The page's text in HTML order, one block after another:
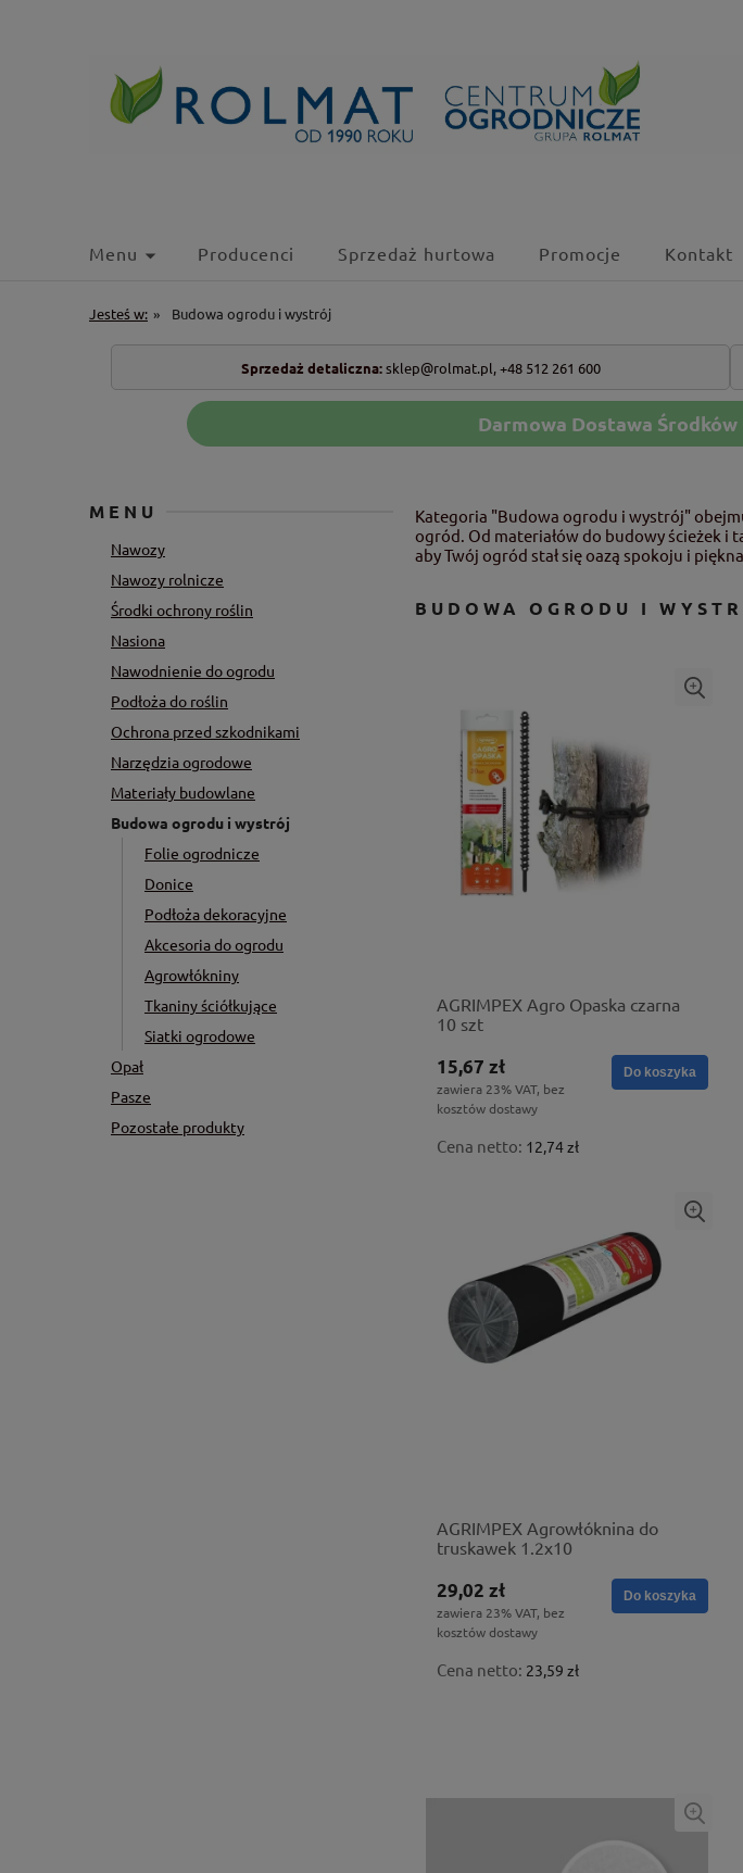
Menu Producenci Sprzedaż hurtowa Promocje Kontakt
Jesteś w: » Budowa ogrodu i wystrój
Sprzedaż detaliczna: sklep@rolmat.pl, +48 512 261 600
Darmowa Dostawa
MENU
Nawozy
Nawozy rolnicze
Środki ochrony roślin
Nasiona
Nawodnienie do ogrodu
Podłoża do roślin
Ochrona przed szkodnikami
Narzędzia ogrodowe
Materiały budowlane
Budowa ogrodu i wystrój
Folie ogrodnicze
Donice
Podłoża dekoracyjne
Akcesoria do ogrodu
Agrowłókniny
Tkaniny ściółkujące
Siatki ogrodowe
Opał
Pasze
Pozostałe produkty
Kategoria "Budowa ogrodu i wystrój"
ogród. Od materiałów do budowy ścieżek i
aby Twój ogród stał się oazą spokoju i
BUDOWA OGRODU I
AGRIMPEX Agro Opaska czarna
10 szt
15,67 zł
zawiera 23% VAT, bez
kosztów dostawy
Cena netto: 12,74 zł
Do koszyka
AGRIMPEX Agrowłóknina do
truskawek 1.2x10
29,02 zł
zawiera 23% VAT, bez
kosztów dostawy
Cena netto: 23,59 zł
Do koszyka